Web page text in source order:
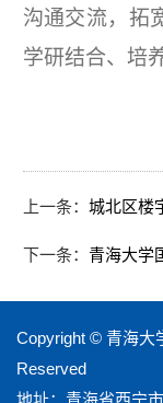
沟通交流，拓
学研结合、培
上一条： 城北区楼宇
下一条： 青海大学国家
Copyright © 青海大
Reserved
地址：青海省西宁